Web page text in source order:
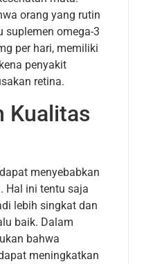
orang yang rutin
suplemen omega-3
per hari, memiliki
penyakit
retina.
Kualitas
menyebabkan
Hal ini tentu saja
lebih singkat dan
baik. Dalam
bahwa
meningkatkan